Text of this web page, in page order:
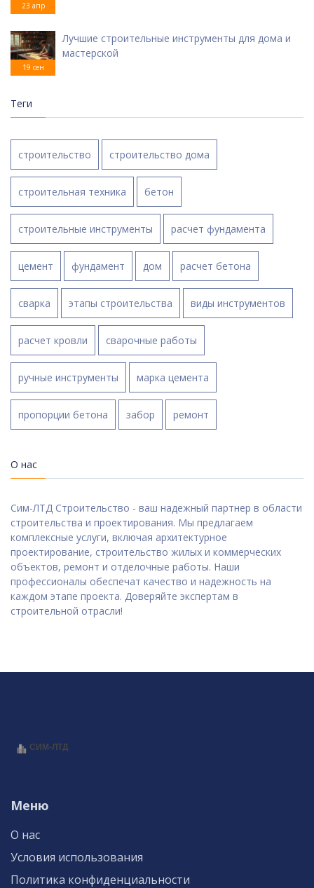
23 апр
19 сен
Лучшие строительные инструменты для дома и
мастерской
Теги
строительство строительство дома
строительная техника бетон
строительные инструменты расчет фундамента
цемент фундамент дом расчет бетона
сварка этапы строительства виды инструментов
расчет кровли сварочные работы
ручные инструменты марка цемента
пропорции бетона забор ремонт
О нас
Сим-ЛТД Строительство - ваш надежный партнер в области
строительства и проектирования. Мы предлагаем
комплексные услуги, включая архитектурное
проектирование, строительство жилых и коммерческих
объектов, ремонт и отделочные работы. Наши
профессионалы обеспечат качество и надежность на
каждом этапе проекта. Доверяйте экспертам в
строительной отрасли!
Меню
О нас
Условия использования
Политика конфиденциальности